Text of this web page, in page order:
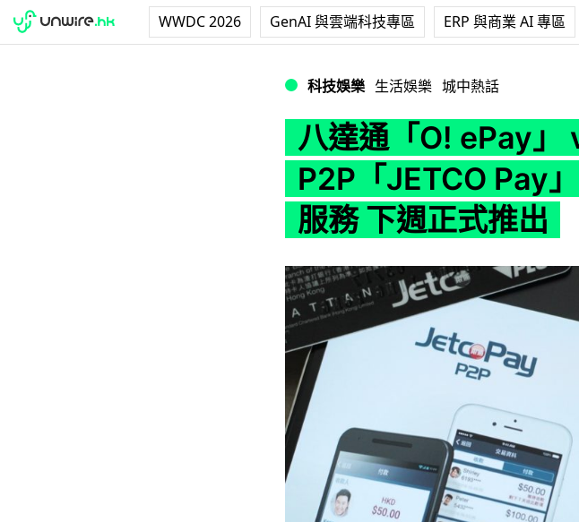
WWDC 2026 GenAI 與雲端科技專區 ERP 與商業 AI 專區
科技娛樂 生活娛樂 城中熱話
八達通「O! ePay」
P2P「JETCO Pay
服務 下週正式推出